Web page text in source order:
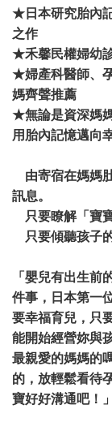
★日本研究胎內
之作
★禾馨民權婦幼
★婦產科醫師、
媽齊聲推薦
★無論是資深媽
用胎內記憶邁向
由寄宿在媽媽
訊息。
只要瞭解「寶
只要傾聽孩子
「嬰兒有出生前
件事，日本第一
要幸福育兒，只
能開始經營妳與
最親愛的媽媽的
的，放輕鬆看待
寶好好溝通吧！」